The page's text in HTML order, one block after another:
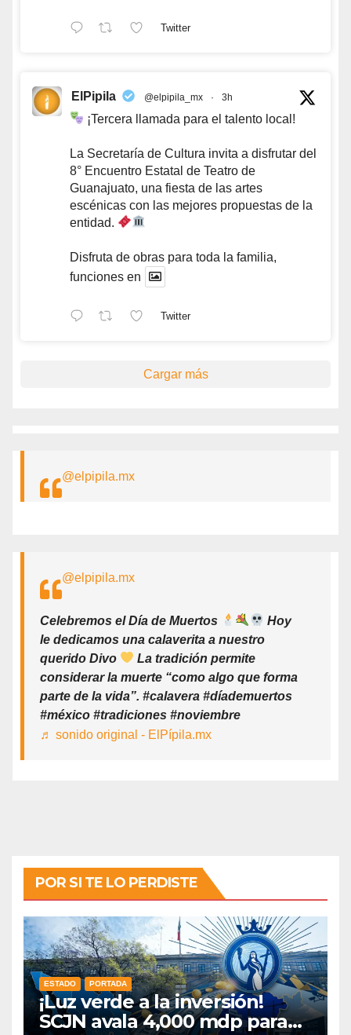
Twitter
ElPipila @elpipila_mx · 3h
¡Tercera llamada para el talento local!
La Secretaría de Cultura invita a disfrutar del
8° Encuentro Estatal de Teatro de
Guanajuato, una fiesta de las artes
escénicas con las mejores propuestas de la
entidad.
Disfruta de obras para toda la familia,
funciones en
Twitter
Cargar más
@elpipila.mx
@elpipila.mx
Celebremos el Día de Muertos
Hoy
le dedicamos una calaverita a nuestro
querido Divo
La tradición permite
considerar la muerte “como algo que forma
parte de la vida”. #calavera #díademuertos
#méxico #tradiciones #noviembre
♬ sonido original - ElPípila.mx
POR SI TE LO PERDISTE
ESTADO PORTADA
¡Luz verde a la inversión!
SCJN avala 4,000 mdp para